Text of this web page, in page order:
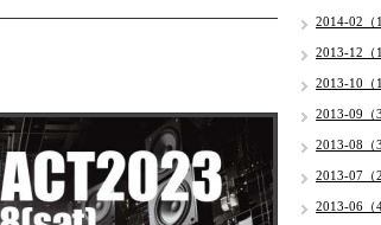
2014-02（1
2013-12（1
2013-10（1
2013-09（3
2013-08（3
2013-07（2
2013-06（4